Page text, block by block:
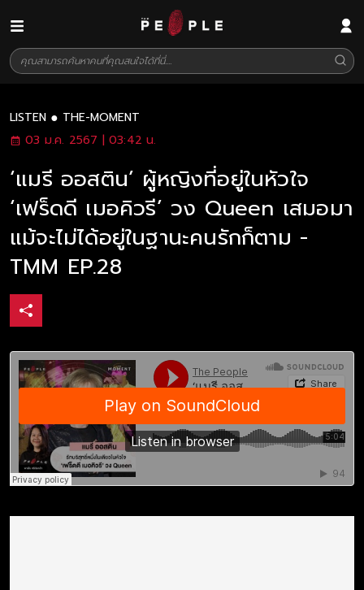
LISTEN
THE-MOMENT
03 ม.ค. 2567 | 03:42 น.
‘แมรี ออสติน’ ผู้หญิงที่อยู่ในหัวใจ
‘เฟร็ดดี เมอคิวรี’ วง Queen เสมอมา
แม้จะไม่ได้อยู่ในฐานะคนรักก็ตาม -
TMM EP.28